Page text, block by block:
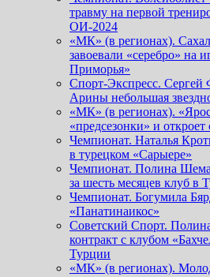
травму на первой
ОИ-2024
«МК» (в регионах).
завоевали «серебро» на
Приморья»
Спорт-Экспресс. Сергей
Арины небольшая
«МК» (в регионах).
«предсезонки» и откроет
Чемпионат. Наталья
в турецком «Сарыере»
Чемпионат. Полина
за шесть месяцев клуб в
Чемпионат. Богумила
«Панатинаикос»
Советский Спорт.
контракт с клубом
Турции
«МК» (в регионах).